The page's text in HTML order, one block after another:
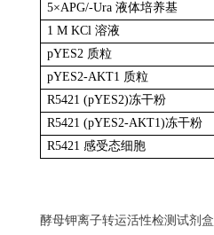
5×APG/-Ura液体培养基
1 M KCl溶液
pYES2 质粒
pYES2-AKT1 质粒
R5421 (pYES2)冻干粉
R5421 (pYES2-AKT1)冻干粉
R5421感受态细胞
酵母钾离子转运活性检测试剂盒